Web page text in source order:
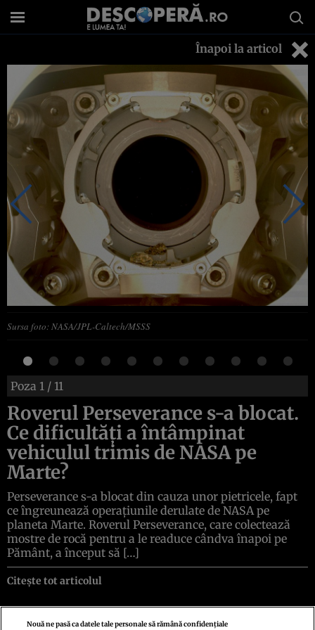
Înapoi la articol
Sursa foto: NASA/JPL-Caltech/MSSS
Poza 1 / 11
Roverul Perseverance s-a blocat.
Ce dificultăți a întâmpinat
vehiculul trimis de NASA pe
Marte?
Perseverance s-a blocat din cauza unor pietricele, fapt
ce îngreunează operațiunile derulate de NASA pe
planeta Marte. Roverul Perseverance, care colectează
mostre de rocă pentru a le readuce cândva înapoi pe
Pământ, a început să […]
Citește tot articolul
Nouă ne pasă ca datele tale personale să rămână confidențiale